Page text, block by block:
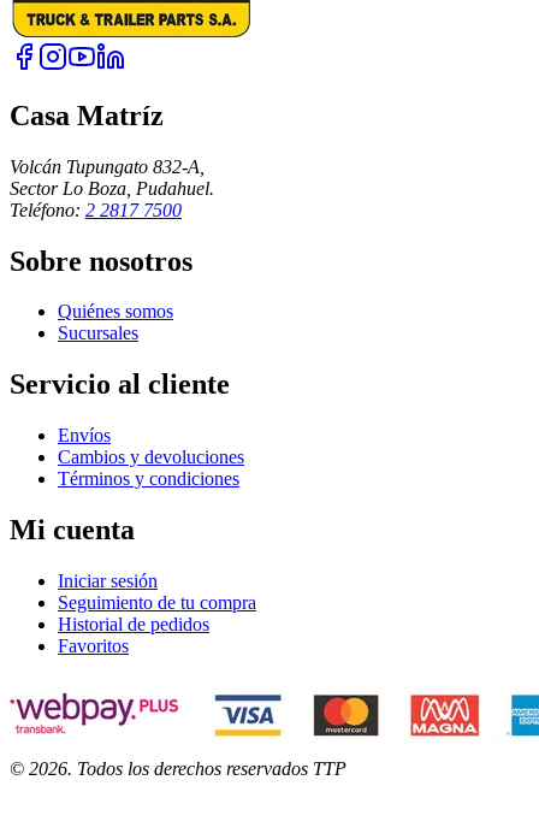
Casa Matríz
Volcán Tupungato 832-A,
Sector Lo Boza, Pudahuel.
Teléfono: 2 2817 7500
Sobre nosotros
Quiénes somos
Sucursales
Servicio al cliente
Envíos
Cambios y devoluciones
Términos y condiciones
Mi cuenta
Iniciar sesión
Seguimiento de tu compra
Historial de pedidos
Favoritos
© 2026. Todos los derechos reservados TTP